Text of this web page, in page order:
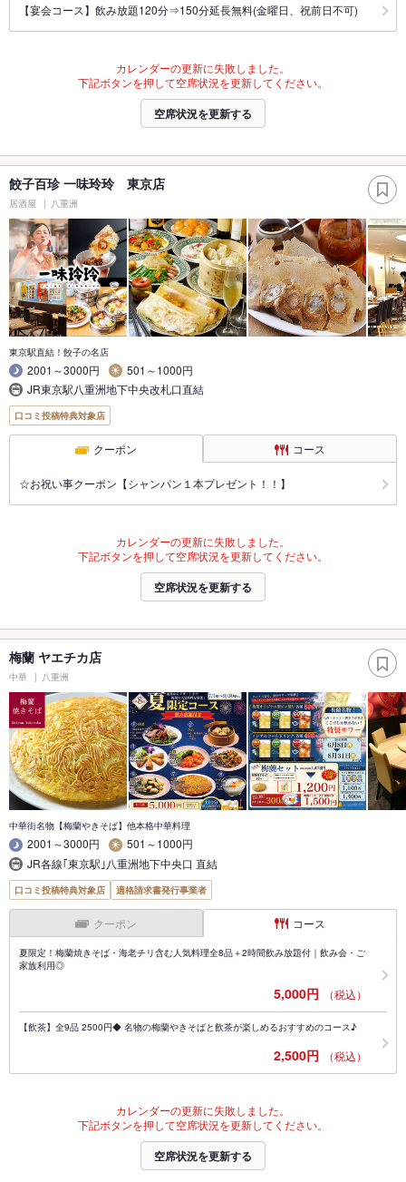
【宴会コース】飲み放題120分⇒150分延長無料(金曜日、祝前日不可)
カレンダーの更新に失敗しました。
下記ボタンを押して空席状況を更新してください。
空席状況を更新する
餃子百珍 一味玲玲 東京店
居酒屋 八重洲
東京駅直結！餃子の名店
2001～3000円
501～1000円
JR東京駅八重洲地下中央改札口直結
口コミ投稿特典対象店
クーポン コース
☆お祝い事クーポン【シャンパン１本プレゼント！！】
カレンダーの更新に失敗しました。
下記ボタンを押して空席状況を更新してください。
空席状況を更新する
梅蘭 ヤエチカ店
中華 八重洲
中華街名物【梅蘭やきそば】他本格中華料理
2001～3000円
501～1000円
JR各線｢東京駅｣八重洲地下中央口 直結
口コミ投稿特典対象店 適格請求書発行事業者
クーポン コース
夏限定！梅蘭焼きそば・海老チリ含む人気料理全8品＋2時間飲み放題付｜飲み会・ご
家族利用◎
5,000円 （税込）
【飲茶】全9品 2500円◆ 名物の梅蘭やきそばと飲茶が楽しめるおすすめのコース♪
2,500円 （税込）
カレンダーの更新に失敗しました。
下記ボタンを押して空席状況を更新してください。
空席状況を更新する